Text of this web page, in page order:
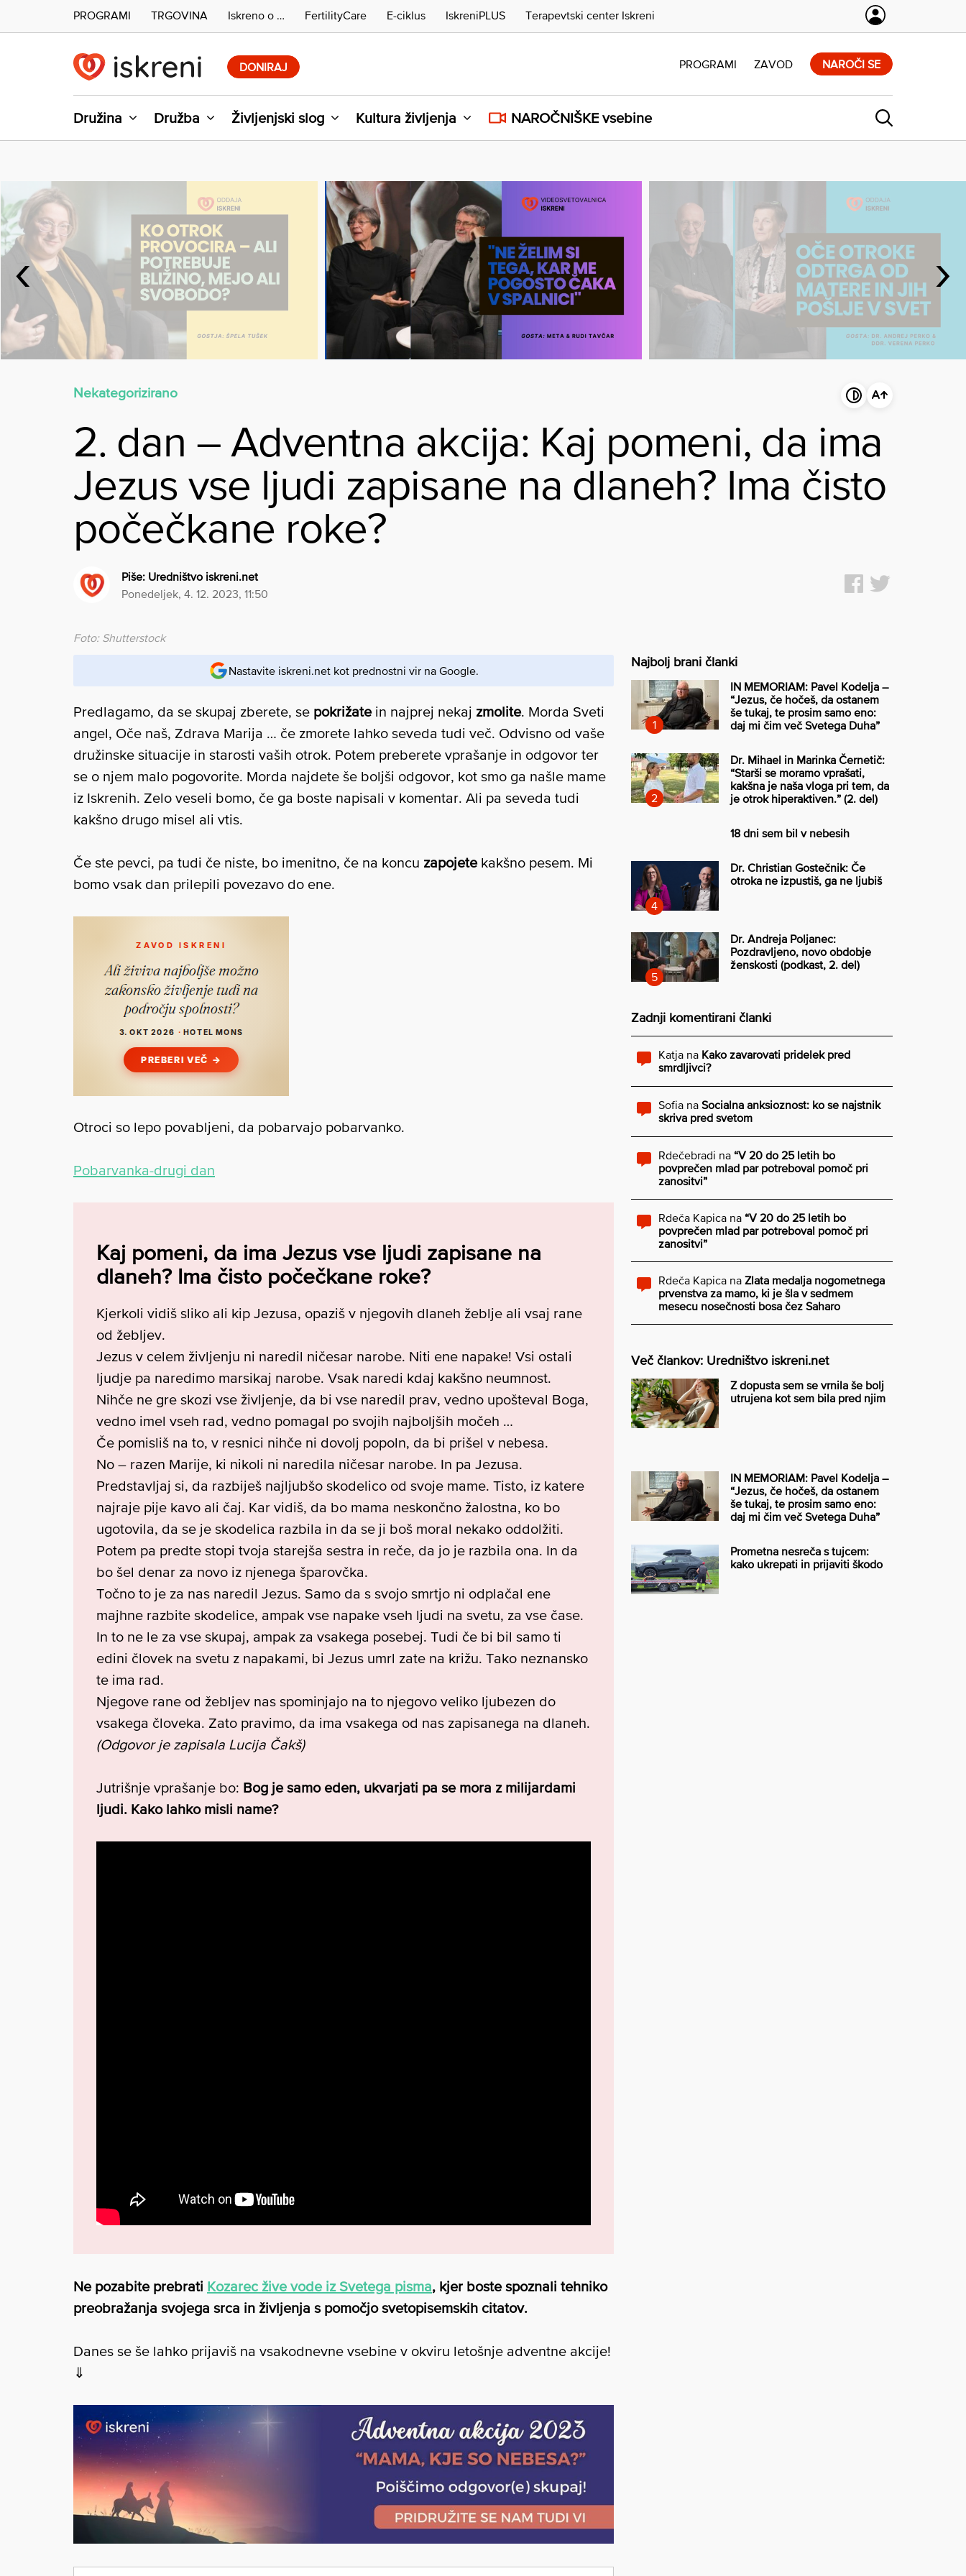
DONIRAJ
Družina Družba Življenjski slog Kultura življenja NAROČNIŠKE vsebine
PROGRAMI ZAVOD NAROČI SE
PROGRAMI TRGOVINA Iskreno o … FertilityCare E-ciklus IskreniPLUS Terapevtski center Iskreni
‹ ›
Nekategorizirano
2. dan – Adventna akcija: Kaj pomeni, da ima
Jezus vse ljudi zapisane na dlaneh? Ima čisto
počečkane roke?
Piše: Uredništvo iskreni.net
ponedeljek, 4. 12. 2023, 11:50
Foto: Shutterstock
Nastavite iskreni.net kot prednostni vir na Google.
Predlagamo, da se skupaj zberete, se pokrižatein najprej nekaj zmolite. Morda Sveti
angel, Oče naš, Zdrava Marija … če zmorete lahko seveda tudi več. Odvisno od vaše
družinske situacije in starosti vaših otrok. Potem preberete vprašanje in odgovor ter
se o njem malo pogovorite. Morda najdete še boljši odgovor, kot smo ga našle mame
iz Iskrenih. Zelo veseli bomo, če ga boste napisali v komentar. Ali pa seveda tudi
kakšno drugo misel ali vtis.
Če ste pevci, pa tudi če niste, bo imenitno, če na koncu zapojetekakšno pesem. Mi
bomo vsak dan prilepili povezavo do ene.
Otroci so lepo povabljeni, da pobarvajo pobarvanko.
Pobarvanka-drugi dan
Kaj pomeni, da ima Jezus vse ljudi zapisane na
dlaneh? Ima čisto počečkane roke?
Kjerkoli vidiš sliko ali kip Jezusa, opaziš v njegovih dlaneh žeblje ali vsaj rane
od žebljev.
Jezus v celem življenju ni naredil ničesar narobe. Niti ene napake! Vsi ostali
ljudje pa naredimo marsikaj narobe. Vsak naredi kdaj kakšno neumnost.
Nihče ne gre skozi vse življenje, da bi vse naredil prav, vedno upošteval Boga,
vedno imel vseh rad, vedno pomagal po svojih najboljših močeh …
Če pomisliš na to, v resnici nihče ni dovolj popoln, da bi prišel v nebesa.
No – razen Marije, ki nikoli ni naredila ničesar narobe. In pa Jezusa.
Predstavljaj si, da razbiješ najljubšo skodelico od svoje mame. Tisto, iz katere
najraje pije kavo ali čaj. Kar vidiš, da bo mama neskončno žalostna, ko bo
ugotovila, da se je skodelica razbila in da se ji boš moral nekako oddolžiti.
Potem pa predte stopi tvoja starejša sestra in reče, da jo je razbila ona. In da
bo šel denar za novo iz njenega šparovčka.
Točno to je za nas naredil Jezus. Samo da s svojo smrtjo ni odplačal ene
majhne razbite skodelice, ampak vse napake vseh ljudi na svetu, za vse čase.
In to ne le za vse skupaj, ampak za vsakega posebej. Tudi če bi bil samo ti
edini človek na svetu z napakami, bi Jezus umrl zate na križu. Tako neznansko
te ima rad.
Njegove rane od žebljev nas spominjajo na to njegovo veliko ljubezen do
vsakega človeka. Zato pravimo, da ima vsakega od nas zapisanega na dlaneh.
(Odgovor je zapisala Lucija Čakš)
Jutrišnje vprašanje bo: Bog je samo eden, ukvarjati pa se mora z milijardami
ljudi. Kako lahko misli name?
Ne pozabite prebrati Kozarec žive vode iz Svetega pisma, kjer boste spoznali tehniko
preobražanja svojega srca in življenja s pomočjo svetopisemskih citatov.
Danes se še lahko prijaviš na vsakodnevne vsebine v okviru letošnje adventne akcije!
⇓
Najbolj brani članki
IN MEMORIAM: Pavel Kodelja –
“Jezus, če hočeš, da ostanem
še tukaj, te prosim samo eno:
daj mi čim več Svetega Duha”
Dr. Mihael in Marinka Černetič:
“Starši se moramo vprašati,
kakšna je naša vloga pri tem, da
je otrok hiperaktiven.” (2. del)
18 dni sem bil v nebesih
Dr. Christian Gostečnik: Če
otroka ne izpustiš, ga ne ljubiš
Dr. Andreja Poljanec:
Pozdravljeno, novo obdobje
ženskosti (podkast, 2. del)
Zadnji komentirani članki
Katja na Kako zavarovati pridelek pred
smrdljivci?
Sofia na Socialna anksioznost: ko se najstnik
skriva pred svetom
Rdečebradi na “V 20 do 25 letih bo
povprečen mlad par potreboval pomoč pri
zanositvi”
Rdeča Kapica na “V 20 do 25 letih bo
povprečen mlad par potreboval pomoč pri
zanositvi”
Rdeča Kapica na Zlata medalja nogometnega
prvenstva za mamo, ki je šla v sedmem
mesecu nosečnosti bosa čez Saharo
Več člankov: Uredništvo iskreni.net
Z dopusta sem se vrnila še bolj
utrujena kot sem bila pred njim
IN MEMORIAM: Pavel Kodelja –
“Jezus, če hočeš, da ostanem
še tukaj, te prosim samo eno:
daj mi čim več Svetega Duha”
Prometna nesreča s tujcem:
kako ukrepati in prijaviti škodo